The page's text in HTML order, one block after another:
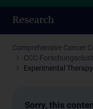
Research
Comprehensive Cancer
CCC-
Experimental
Sorry, this